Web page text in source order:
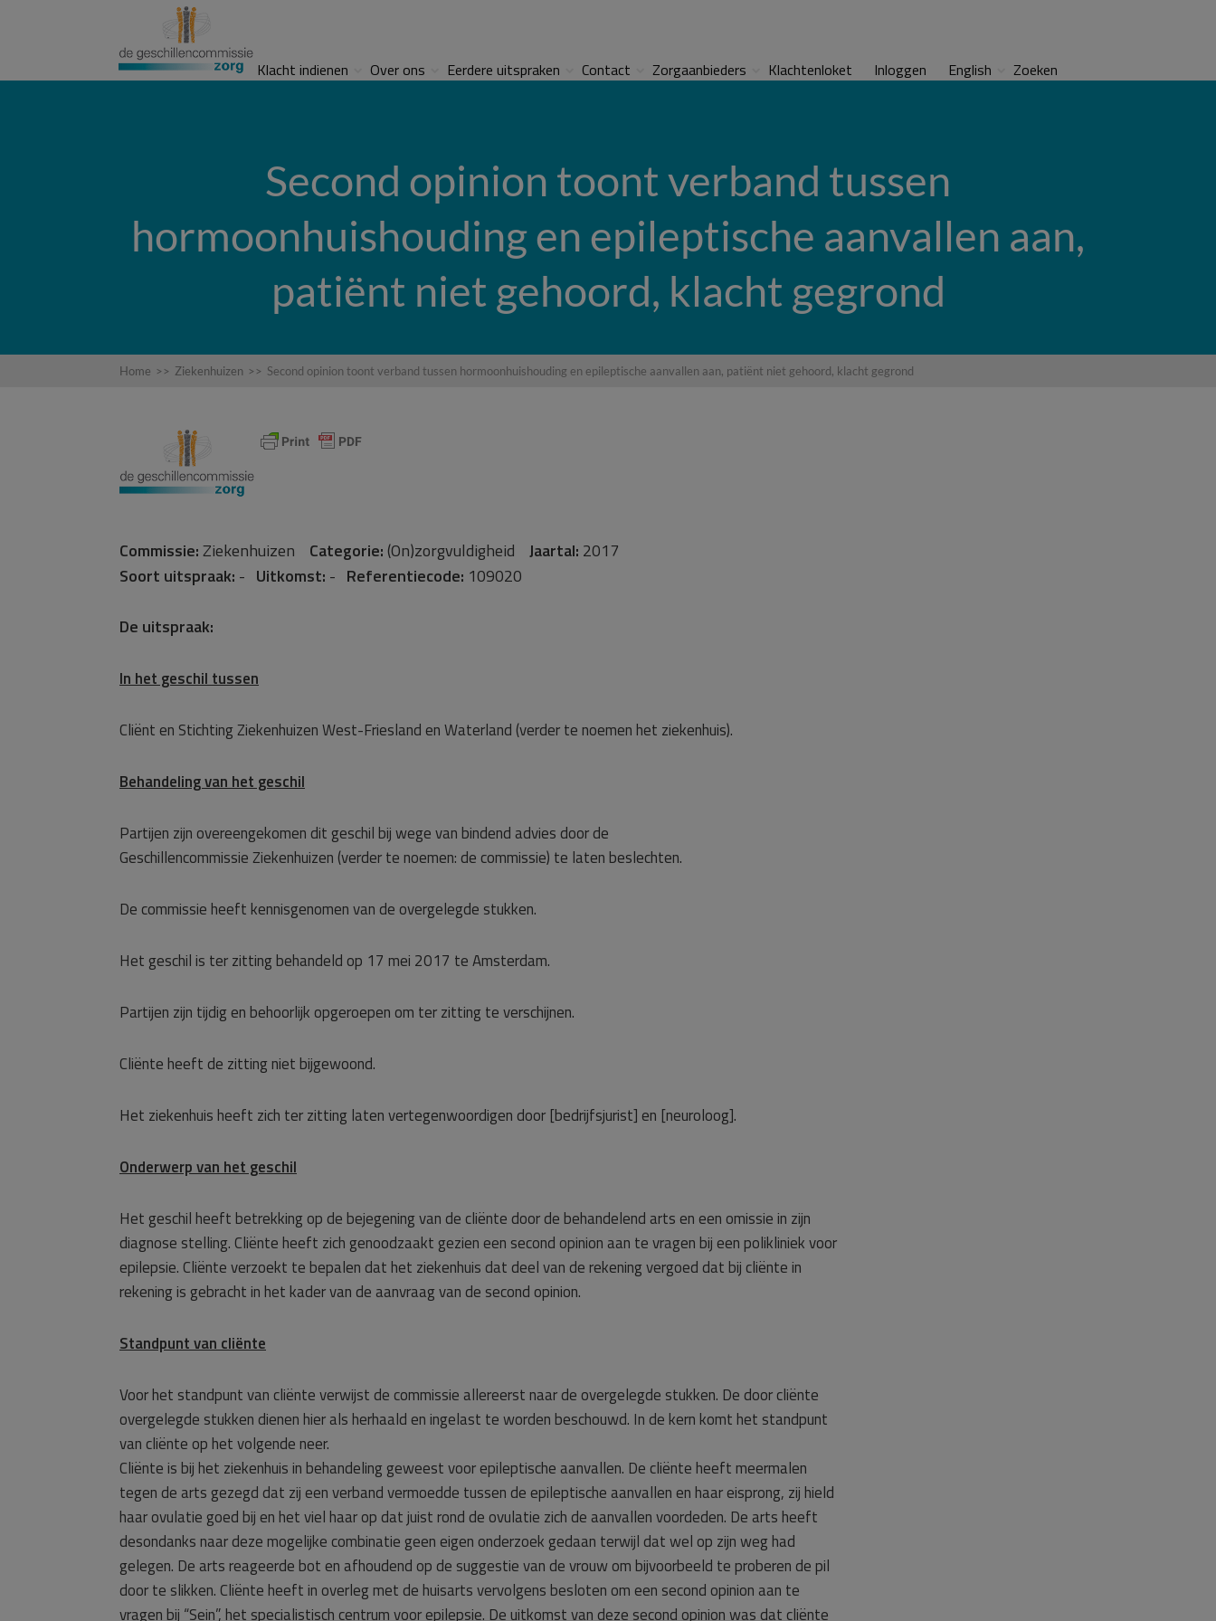
Klacht indienen Over ons Eerdere uitspraken Contact Zorgaanbieders Klachtenloket Inloggen English Zoeken
Second opinion toont verband tussen
hormoonhuishouding en epileptische aanvallen aan,
patiënt niet gehoord, klacht gegrond
Home >> Ziekenhuizen >> Second opinion toont verband tussen hormoonhuishouding en epileptische aanvallen aan, patiënt niet gehoord, klacht gegrond
Commissie:Ziekenhuizen Categorie:(On)zorgvuldigheid Jaartal: 2017
Soort uitspraak: - Uitkomst: - Referentiecode: 109020
De uitspraak:
In het geschil tussen
Cliënt en Stichting Ziekenhuizen West-Friesland en Waterland (verder te noemen het ziekenhuis).
Behandeling van het geschil
Partijen zijn overeengekomen dit geschil bij wege van bindend advies door de
Geschillencommissie Ziekenhuizen (verder te noemen: de commissie) te laten beslechten.
De commissie heeft kennisgenomen van de overgelegde stukken.
Het geschil is ter zitting behandeld op 17 mei 2017 te Amsterdam.
Partijen zijn tijdig en behoorlijk opgeroepen om ter zitting te verschijnen.
Cliënte heeft de zitting niet bijgewoond.
Het ziekenhuis heeft zich ter zitting laten vertegenwoordigen door [bedrijfsjurist] en [neuroloog].
Onderwerp van het geschil
Het geschil heeft betrekking op de bejegening van de cliënte door de behandelend arts en een omissie in zijn
diagnose stelling. Cliënte heeft zich genoodzaakt gezien een second opinion aan te vragen bij een polikliniek voor
epilepsie. Cliënte verzoekt te bepalen dat het ziekenhuis dat deel van de rekening vergoed dat bij cliënte in
rekening is gebracht in het kader van de aanvraag van de second opinion.
Standpunt van cliënte
Voor het standpunt van cliënte verwijst de commissie allereerst naar de overgelegde stukken. De door cliënte
overgelegde stukken dienen hier als herhaald en ingelast te worden beschouwd. In de kern komt het standpunt
van cliënte op het volgende neer.
Cliënte is bij het ziekenhuis in behandeling geweest voor epileptische aanvallen. De cliënte heeft meermalen
tegen de arts gezegd dat zij een verband vermoedde tussen de epileptische aanvallen en haar eisprong, zij hield
haar ovulatie goed bij en het viel haar op dat juist rond de ovulatie zich de aanvallen voordeden. De arts heeft
desondanks naar deze mogelijke combinatie geen eigen onderzoek gedaan terwijl dat wel op zijn weg had
gelegen. De arts reageerde bot en afhoudend op de suggestie van de vrouw om bijvoorbeeld te proberen de pil
door te slikken. Cliënte heeft in overleg met de huisarts vervolgens besloten om een second opinion aan te
vragen bij “Sein”, het specialistisch centrum voor epilepsie. De uitkomst van deze second opinion was dat cliënte